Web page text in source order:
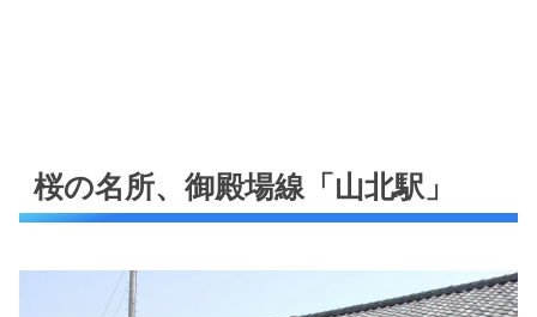
桜の名所、御殿場線「山北駅」